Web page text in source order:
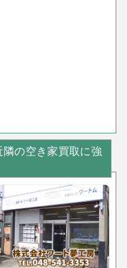
の空き家買取に強